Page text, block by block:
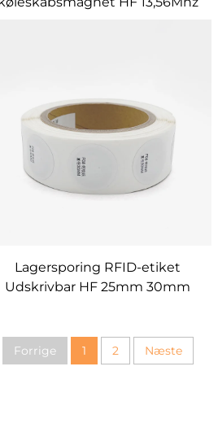
Lagersporing RFID-etiket
Udskrivbar HF 25mm 30mm
Forrige 1 2 Næste